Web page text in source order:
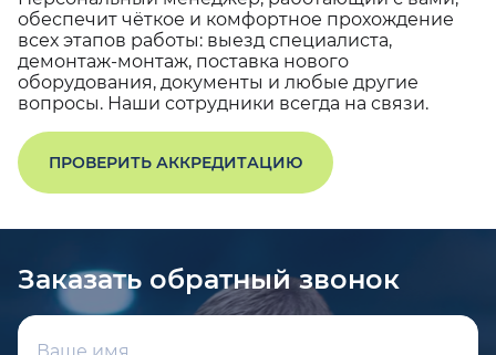
обеспечит чёткое и комфортное прохождение
всех этапов работы: выезд специалиста,
демонтаж-монтаж, поставка нового
оборудования, документы и любые другие
вопросы. Наши сотрудники всегда на связи.
ПРОВЕРИТЬ АККРЕДИТАЦИЮ
Заказать обратный звонок